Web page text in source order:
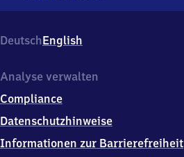
Bahnhof
9,
1
0
9
DeutschEnglish
Analyse verwalten
Compliance
Datenschutzhinweise
Informationen zur Barrierefreiheit